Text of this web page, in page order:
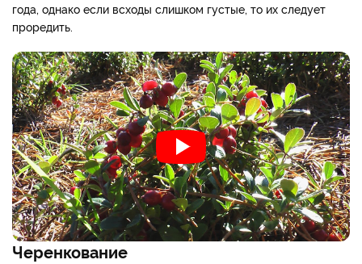
года, однако если всходы слишком густые, то их следует
проредить.
Черенкование